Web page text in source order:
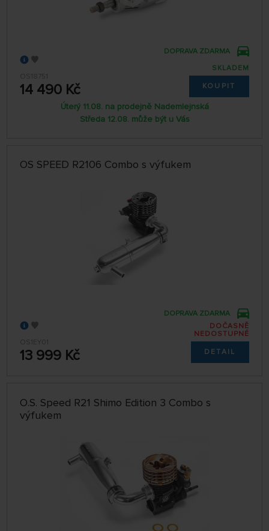
OS18751
14 490 Kč
DOPRAVA ZDARMA
SKLADEM
KOUPIT
Úterý 11.08. na prodejně Nademlejnská
Středa 12.08. může být u Vás
OS SPEED R2106 Combo s výfukem
OS1EY01
13 999 Kč
DOPRAVA ZDARMA
DOČASNĚ
NEDOSTUPNÉ
DETAIL
O.S. Speed R21 Shimo Edition 3 Combo s
výfukem